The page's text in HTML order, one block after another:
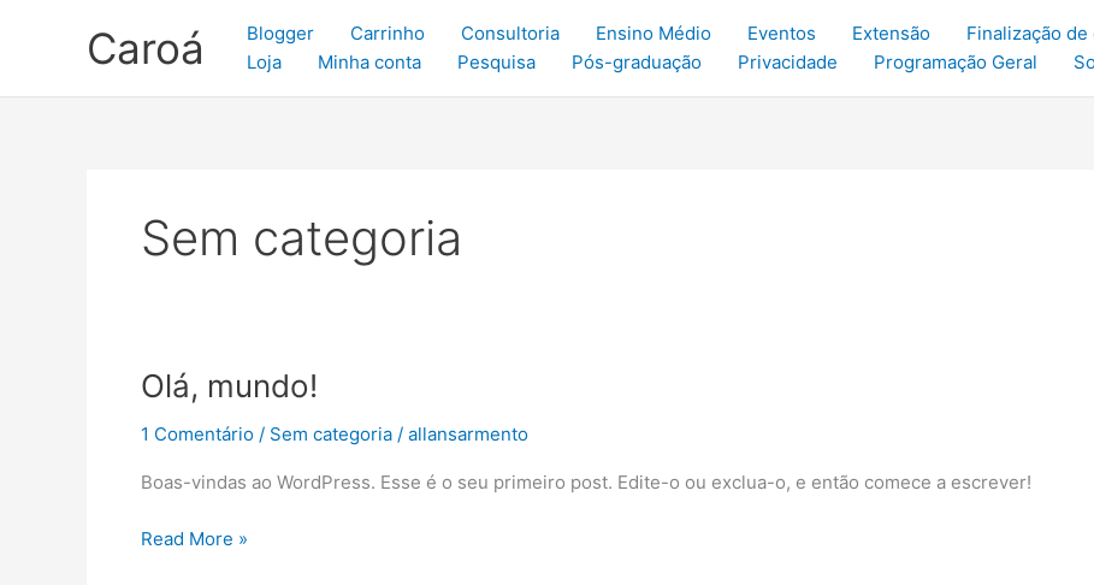
conteúdo
Caroá Blogger Carrinho Consultoria Ensino Médio Eventos Extensão Finalização de
Loja
Minha conta Pesquisa Pós-graduação Privacidade Programação Geral
Sem categoria
Olá, mundo!
1 Comentário / Sem categoria / allansarmento
Boas-vindas ao WordPress. Esse é o seu primeiro post. Edite-o ou exclua-o, e então comece a escrever!
Olá,
mundo!
Read More »